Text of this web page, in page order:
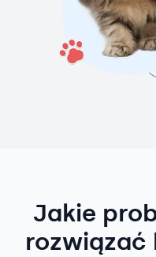
Jakie
rozwiązać